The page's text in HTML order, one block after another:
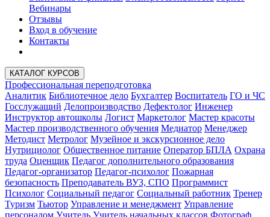
Вебинары
Отзывы
Вход в обучение
Контакты
КАТАЛОГ КУРСОВ
Профессиональная переподготовка
Аналитик Библиотечное дело Бухгалтер Воспитатель ГО и ЧС
Госслужащий Делопроизводство Дефектолог Инженер
Инструктор автошколы Логист Маркетолог Мастер красоты
Мастер производственного обучения Медиатор Менеджер
Методист Метролог Музейное и экскурсионное дело
Нутрициолог Общественное питание Оператор БПЛА Охрана
труда Оценщик Педагог дополнительного образования
Педагог-организатор Педагог-психолог Пожарная
безопасность Преподаватель ВУЗ, СПО Программист
Психолог Социальный педагог Социальный работник Тренер
Туризм Тьютор Управление и менеджмент Управление
персоналом Учитель Учитель начальных классов Фотограф